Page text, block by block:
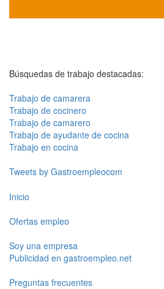
Búsquedas de trabajo destacadas:
Trabajo de camarera
Trabajo de cocinero
Trabajo de camarero
Trabajo de ayudante de cocina
Trabajo en cocina
Tweets by Gastroempleocom
Inicio
Ofertas empleo
Soy una empresa
Publicidad en gastroempleo.net
Preguntas frecuentes